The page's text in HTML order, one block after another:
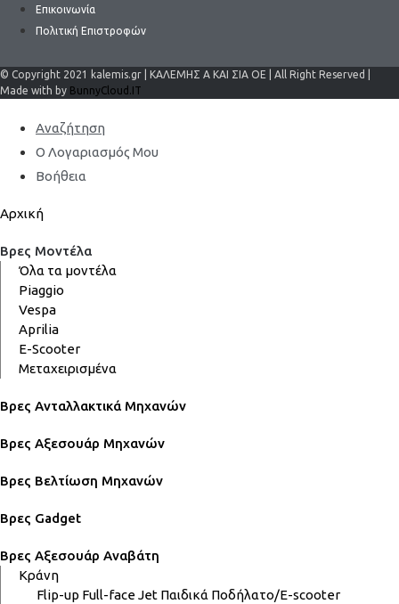
Επικοινωνία
Πολιτική Επιστροφών
© Copyright 2021 kalemis.gr | ΚΑΛΕΜΗΣ Α ΚΑΙ ΣΙΑ ΟΕ | All Right Reserved |
Made with by BunnyCloud.IT
Αναζήτηση
Ο Λογαριασμός Μου
Βοήθεια
Αρχική
Βρες Μοντέλα
Όλα τα μοντέλα
Piaggio
Vespa
Aprilia
E-Scooter
Μεταχειρισμένα
Βρες Ανταλλακτικά Μηχανών
Βρες Αξεσουάρ Μηχανών
Βρες Βελτίωση Μηχανών
Βρες Gadget
Βρες Αξεσουάρ Αναβάτη
Κράνη
Flip-up Full-faceJet Παιδικά Ποδήλατο/E-scooter